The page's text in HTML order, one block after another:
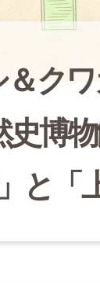
ク
博
と「